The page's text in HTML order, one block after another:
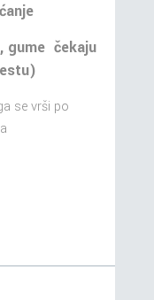
gume čekaju
se vrši po